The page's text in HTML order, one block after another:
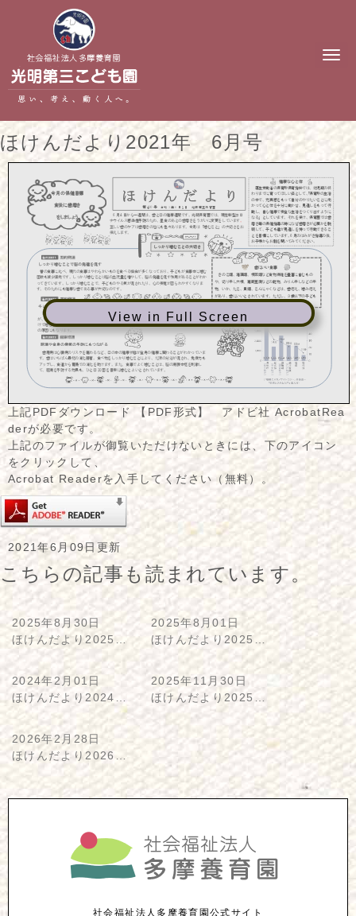
N
t
ほけんだより2021年 6月号
View in Full Screen
上記PDFダウンロード 【PDF形式】 アドビ社 AcrobatRea
derが必要です。
上記のファイルが御覧いただけないときには、下のアイコン
をクリックして、
Acrobat Readerを入手してください（無料）。
2021年6月09日更新
こちらの記事も読まれています。
2025年8月30日
ほけんだより2025…
2025年8月01日
ほけんだより2025…
2024年2月01日
ほけんだより2024…
2025年11月30日
ほけんだより2025…
2026年2月28日
ほけんだより2026…
社会福祉法人多摩養育園公式サイト